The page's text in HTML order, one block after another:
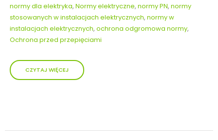
normy dla elektryka, Normy elektryczne, normy PN, normy
stosowanych w instalacjach elektrycznych, normy w
instalacjach elektrycznych, ochrona odgromowa normy,
Ochrona przed przepięciami
CZYTAJ WIĘCEJ